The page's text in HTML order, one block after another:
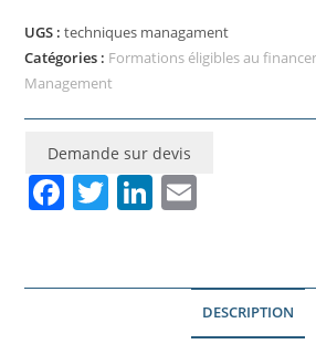
UGS :techniques managament
Catégories : Formations éligibles au
Management
Demande sur devis
F
e
T
er
Li
e lDESCRIPTION